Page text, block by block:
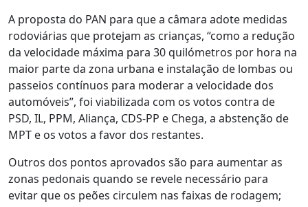
A proposta do PAN para que a câmara adote medidas
rodoviárias que protejam as crianças, “como a redução
da velocidade máxima para 30 quilómetros por hora na
maior parte da zona urbana e instalação de lombas ou
passeios contínuos para moderar a velocidade dos
automóveis”, foi viabilizada com os votos contra de
PSD, IL, PPM, Aliança, CDS-PP e Chega, a abstenção de
MPT e os votos a favor dos restantes.
Outros dos pontos aprovados são para aumentar as
zonas pedonais quando se revele necessário para
evitar que os peões circulem nas faixas de rodagem;